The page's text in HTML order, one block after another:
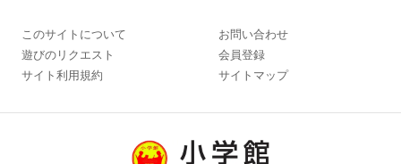
このサイトについて
お問い合わせ
遊びのリクエスト
会員登録
サイト利用規約
サイトマップ